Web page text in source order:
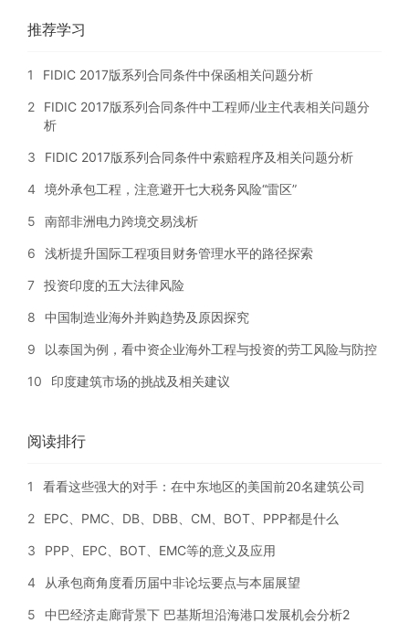
推荐学习
1 FIDIC 2017版系列合同条件中保函相关问题分析
2
FIDIC 2017版系列合同条件中工程师/业主代表相关问题分
析
3 FIDIC 2017版系列合同条件中索赔程序及相关问题分析
4 境外承包工程，注意避开七大税务风险“雷区”
5 南部非洲电力跨境交易浅析
6 浅析提升国际工程项目财务管理水平的路径探索
7 投资印度的五大法律风险
8 中国制造业海外并购趋势及原因探究
9 以泰国为例，看中资企业海外工程与投资的劳工风险与防控
10 印度建筑市场的挑战及相关建议
阅读排行
1 看看这些强大的对手：在中东地区的美国前20名建筑公司
2 EPC、PMC、DB、DBB、CM、BOT、PPP都是什么
3 PPP、EPC、BOT、EMC等的意义及应用
4 从承包商角度看历届中非论坛要点与本届展望
5 中巴经济走廊背景下 巴基斯坦沿海港口发展机会分析2